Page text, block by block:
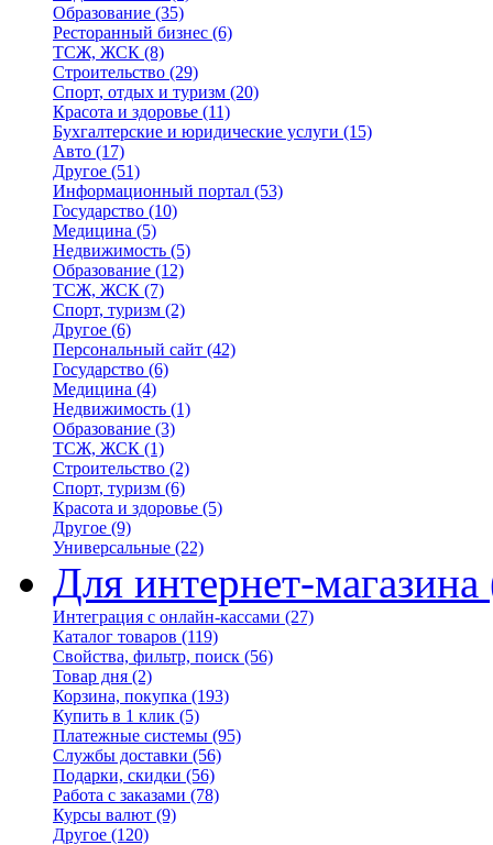
Образование (35)
Ресторанный бизнес (6)
ТСЖ, ЖСК (8)
Строительство (29)
Спорт, отдых и туризм (20)
Красота и здоровье (11)
Бухгалтерские и юридические услуги (15)
Авто (17)
Другое (51)
Информационный портал (53)
Государство (10)
Медицина (5)
Недвижимость (5)
Образование (12)
ТСЖ, ЖСК (7)
Спорт, туризм (2)
Другое (6)
Персональный сайт (42)
Государство (6)
Медицина (4)
Недвижимость (1)
Образование (3)
ТСЖ, ЖСК (1)
Строительство (2)
Спорт, туризм (6)
Красота и здоровье (5)
Другое (9)
Универсальные (22)
Для интернет-магазина
Интеграция с онлайн-кассами (27)
Каталог товаров (119)
Свойства, фильтр, поиск (56)
Товар дня (2)
Корзина, покупка (193)
Купить в 1 клик (5)
Платежные системы (95)
Службы доставки (56)
Подарки, скидки (56)
Работа с заказами (78)
Курсы валют (9)
Другое (120)